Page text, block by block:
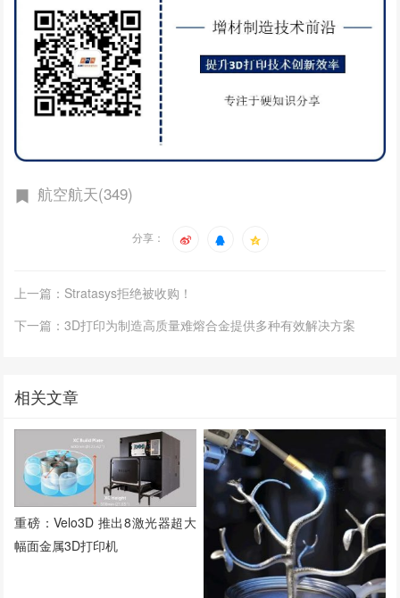
航空航天(349)
分享：
上一篇：Stratasys拒绝被收购！
下一篇：3D打印为制造高质量难熔合金提供多种有效解决方案
相关文章
重磅：Velo3D 推出8激光器超大
幅面金属3D打印机